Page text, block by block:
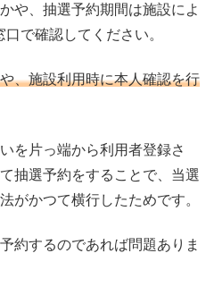
や、抽選予約期間は施設によ
で確認してください。
、施設利用時に本人確認を行
を片っ端から利用者登録さ
抽選予約をすることで、当選
がかつて横行したためです。
約するのであれば問題ありま